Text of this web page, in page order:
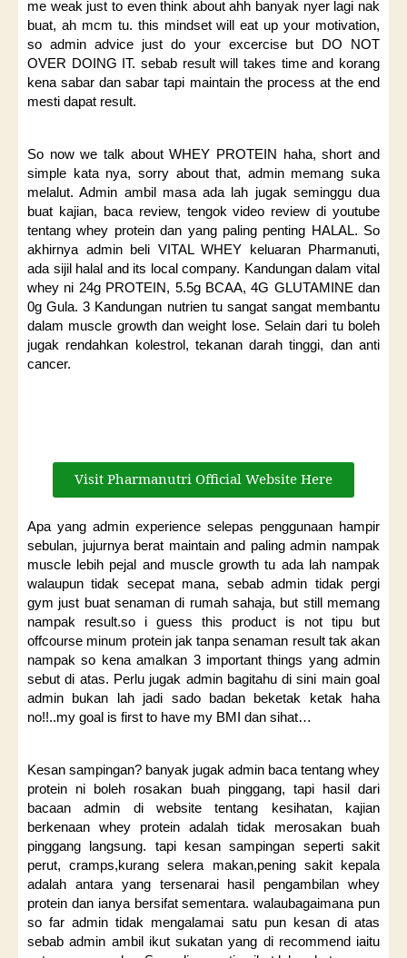
me weak just to even think about ahh banyak nyer lagi nak
buat, ah mcm tu. this mindset will eat up your motivation,
so admin advice just do your excercise but DO NOT
OVER DOING IT. sebab result will takes time and korang
kena sabar dan sabar tapi maintain the process at the end
mesti dapat result.
So now we talk about WHEY PROTEIN haha, short and
simple kata nya, sorry about that, admin memang suka
melalut. Admin ambil masa ada lah jugak seminggu dua
buat kajian, baca review, tengok video review di youtube
tentang whey protein dan yang paling penting HALAL. So
akhirnya admin beli VITAL WHEY keluaran Pharmanuti,
ada sijil halal and its local company. Kandungan dalam vital
whey ni 24g PROTEIN, 5.5g BCAA, 4G GLUTAMINE dan
0g Gula. 3 Kandungan nutrien tu sangat sangat membantu
dalam muscle growth dan weight lose. Selain dari tu boleh
jugak rendahkan kolestrol, tekanan darah tinggi, dan anti
cancer.
Visit Pharmanutri Official Website Here
Apa yang admin experience selepas penggunaan hampir
sebulan, jujurnya berat maintain and paling admin nampak
muscle lebih pejal and muscle growth tu ada lah nampak
walaupun tidak secepat mana, sebab admin tidak pergi
gym just buat senaman di rumah sahaja, but still memang
nampak result.so i guess this product is not tipu but
offcourse minum protein jak tanpa senaman result tak akan
nampak so kena amalkan 3 important things yang admin
sebut di atas. Perlu jugak admin bagitahu di sini main goal
admin bukan lah jadi sado badan beketak ketak haha
no!!..my goal is first to have my BMI dan sihat…
Kesan sampingan? banyak jugak admin baca tentang whey
protein ni boleh rosakan buah pinggang, tapi hasil dari
bacaan admin di website tentang kesihatan, kajian
berkenaan whey protein adalah tidak merosakan buah
pinggang langsung. tapi kesan sampingan seperti sakit
perut, cramps,kurang selera makan,pening sakit kepala
adalah antara yang tersenarai hasil pengambilan whey
protein dan ianya bersifat sementara. walaubagaimana pun
so far admin tidak mengalamai satu pun kesan di atas
sebab admin ambil ikut sukatan yang di recommend iaitu